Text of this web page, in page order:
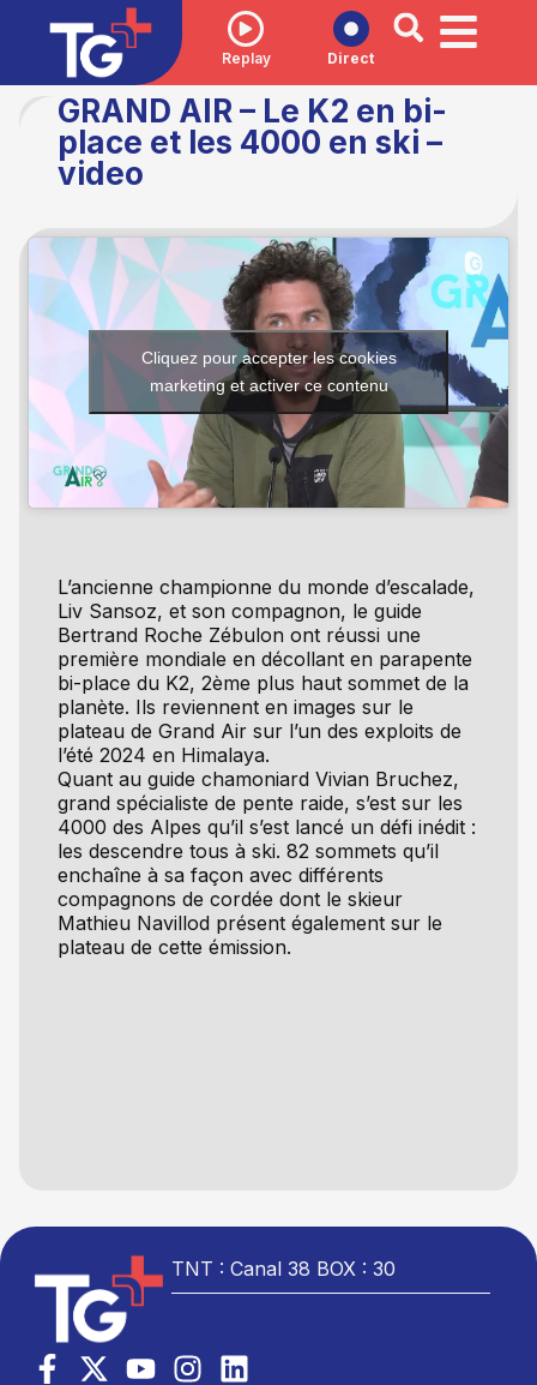
Replay Direct
GRAND AIR – Le K2 en bi-
place et les 4000 en ski –
video
L’ancienne championne du monde d’escalade,
Liv Sansoz, et son compagnon, le guide
Bertrand Roche Zébulon ont réussi une
première mondiale en décollant en parapente
bi-place du K2, 2ème plus haut sommet de la
planète. Ils reviennent en images sur le
plateau de Grand Air sur l’un des exploits de
l’été 2024 en Himalaya.
Quant au guide chamoniard Vivian Bruchez,
grand spécialiste de pente raide, s’est sur les
4000 des Alpes qu’il s’est lancé un défi inédit :
les descendre tous à ski. 82 sommets qu’il
enchaîne à sa façon avec différents
compagnons de cordée dont le skieur
Mathieu Navillod présent également sur le
plateau de cette émission.
Cliquez pour accepter les cookies
marketing et activer ce contenu
TNT : Canal 38 BOX : 30